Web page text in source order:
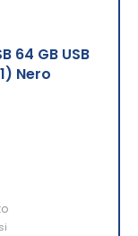
64 GB USB
Nero